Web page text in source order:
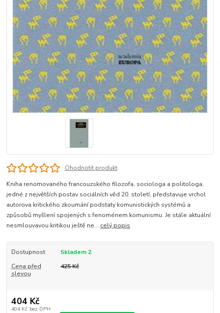
Ohodnotit produkt
Kniha renomovaného francouzského filozofa, sociologa a politologa,
jedné z největších postav sociálních věd 20. století, představuje vrchol
autorova kritického zkoumání podstaty komunistických systémů a
způsobů myšlení spojených s fenoménem komunismu. Je stále aktuální
nesmlouvavou kritikou ještě ne... celý popis
Dostupnost
Skladem 2
Cena před
slevou
425 Kč
404 Kč
404 Kč bez DPH